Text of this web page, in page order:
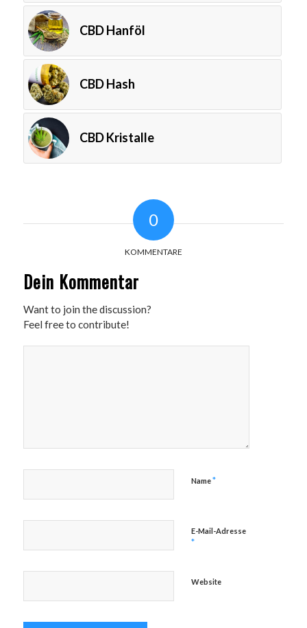
CBD Hanföl
CBD Hash
CBD Kristalle
0
KOMMENTARE
Dein Kommentar
Want to join the discussion?
Feel free to contribute!
Name*
E-Mail-Adresse
*
Website